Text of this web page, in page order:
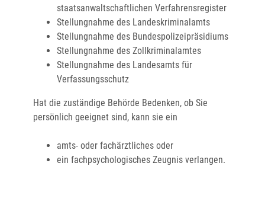
staatsanwaltschaftlichen Verfahrensregister
Stellungnahme des Landeskriminalamts
Stellungnahme des Bundespolizeipräsidiums
Stellungnahme des Zollkriminalamtes
Stellungnahme des Landesamts für
Verfassungsschutz
Hat die zuständige Behörde Bedenken, ob Sie
persönlich geeignet sind, kann sie ein
amts- oder fachärztliches oder
ein fachpsychologisches Zeugnis verlangen.